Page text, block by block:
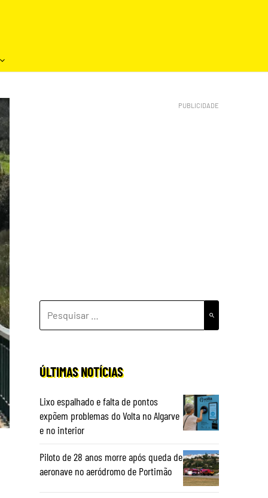
POR:
ÚLTIMAS NOTÍCIAS
Lixo espalhado e falta de pontos
expõem problemas do Volta no Algarve
e no interior
Piloto de 28 anos morre após queda de
aeronave no aeródromo de Portimão